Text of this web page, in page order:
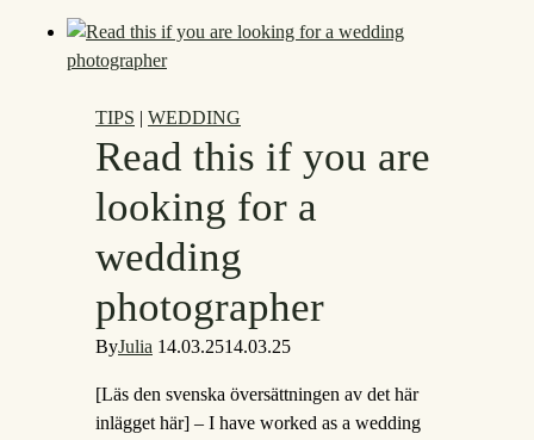
om
efter
en
TIPS | WEDDING
Read this if you are
looking for a
wedding
photographer
ByJulia 14.03.2514.03.25
[Läs den svenska översättningen av det här
inlägget här] – I have worked as a wedding